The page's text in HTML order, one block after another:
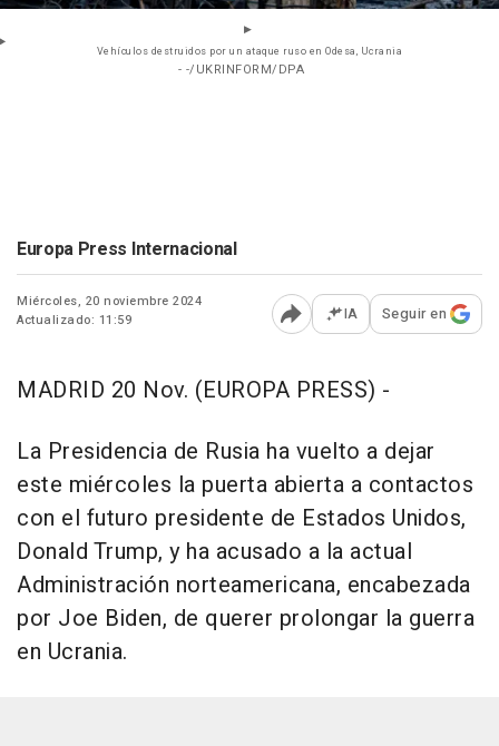
Vehículos destruidos por un ataque ruso en Odesa, Ucrania
- -/UKRINFORM/DPA
Europa Press Internacional
Miércoles, 20 noviembre 2024
Actualizado: 11:59
Abrir opciones para
IA Seguir en
MADRID 20 Nov. (EUROPA PRESS) -
La Presidencia de Rusia ha vuelto a dejar
este miércoles la puerta abierta a contactos
con el futuro presidente de Estados Unidos,
Donald Trump, y ha acusado a la actual
Administración norteamericana, encabezada
por Joe Biden, de querer prolongar la guerra
en Ucrania.